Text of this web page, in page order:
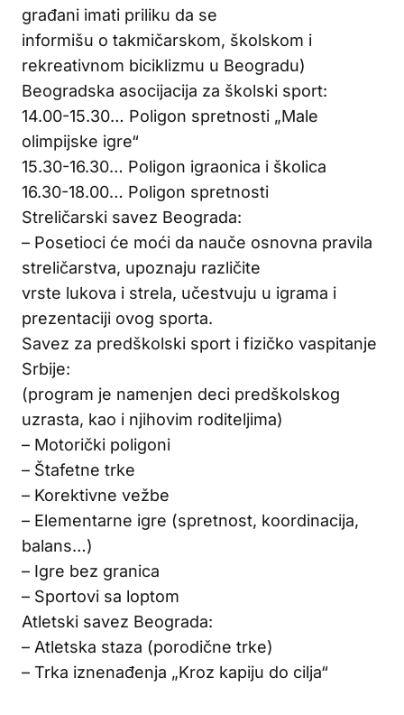
građani imati priliku da se
informišu o takmičarskom, školskom i
rekreativnom biciklizmu u Beogradu)
Beogradska asocijacija za školski sport:
14.00-15.30… Poligon spretnosti „Male
olimpijske igre“
15.30-16.30… Poligon igraonica i školica
16.30-18.00… Poligon spretnosti
Streličarski savez Beograda:
– Posetioci će moći da nauče osnovna pravila
streličarstva, upoznaju različite
vrste lukova i strela, učestvuju u igrama i
prezentaciji ovog sporta.
Savez za predškolski sport i fizičko vaspitanje
Srbije:
(program je namenjen deci predškolskog
uzrasta, kao i njihovim roditeljima)
– Motorički poligoni
– Štafetne trke
– Korektivne vežbe
– Elementarne igre (spretnost, koordinacija,
balans…)
– Igre bez granica
– Sportovi sa loptom
Atletski savez Beograda:
– Atletska staza (porodične trke)
– Trka iznenađenja „Kroz kapiju do cilja“